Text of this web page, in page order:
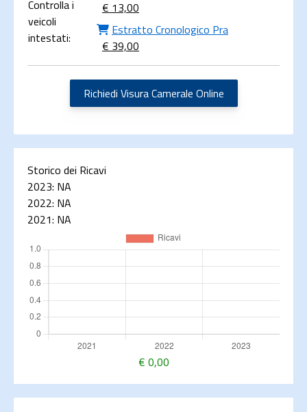
Controlla i
veicoli
intestati:
€ 13,00
Estratto Cronologico Pra
€ 39,00
Richiedi Visura Camerale Online
Storico dei Ricavi
2023: NA
2022: NA
2021: NA
€ 0,00